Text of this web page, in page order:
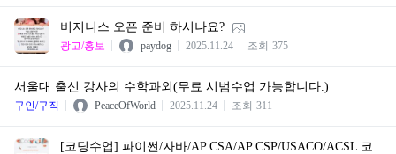
비지니스 오픈 준비 하시나요?
광고/홍보 paydog 2025.11.24 조회 375
서울대 출신 강사의 수학과외(무료 시범수업 가능합니다.)
구인/구직 PeaceOfWorld 2025.11.24 조회 311
[코딩수업] 파이썬/자바/AP CSA/AP CSP/USACO/ACSL 코